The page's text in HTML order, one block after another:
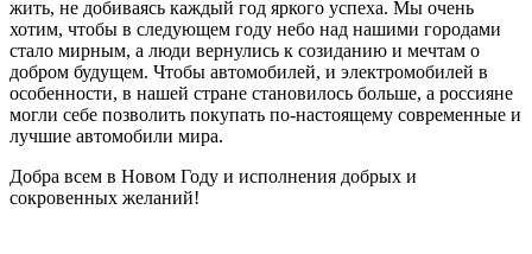
жить, не добиваясь каждый год яркого успеха. Мы очень
хотим, чтобы в следующем году небо над нашими городами
стало мирным, а люди вернулись к созиданию и мечтам о
добром будущем. Чтобы автомобилей, и электромобилей в
особенности, в нашей стране становилось больше, а россияне
могли себе позволить покупать по-настоящему современные и
лучшие автомобили мира.
Добра всем в Новом Году и исполнения добрых и
сокровенных желаний!